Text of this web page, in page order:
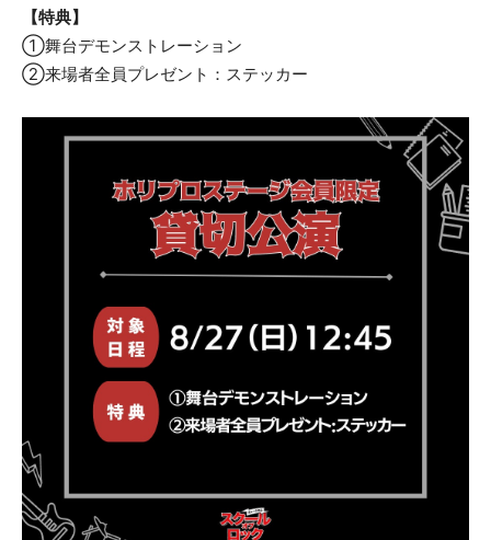
【特典】
①舞台デモンストレーション
②来場者全員プレゼント：ステッカー